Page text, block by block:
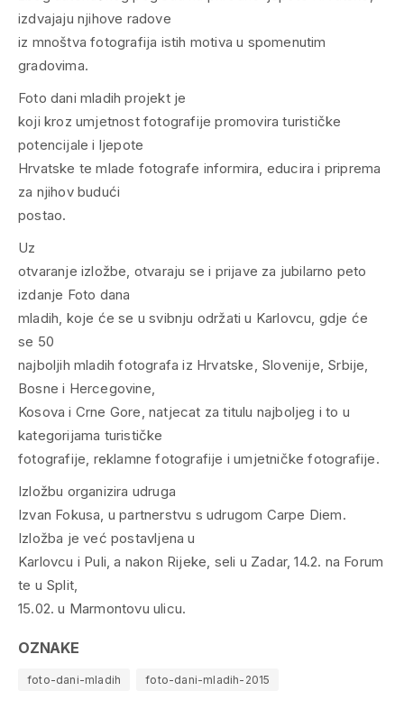
izdvajaju njihove radove
iz mnoštva fotografija istih motiva u spomenutim
gradovima.
Foto dani mladih projekt je
koji kroz umjetnost fotografije promovira turističke
potencijale i ljepote
Hrvatske te mlade fotografe informira, educira i priprema
za njihov budući
postao.
Uz
otvaranje izložbe, otvaraju se i prijave za jubilarno peto
izdanje Foto dana
mladih, koje će se u svibnju održati u Karlovcu, gdje će
se 50
najboljih mladih fotografa iz Hrvatske, Slovenije, Srbije,
Bosne i Hercegovine,
Kosova i Crne Gore, natjecat za titulu najboljeg i to u
kategorijama turističke
fotografije, reklamne fotografije i umjetničke fotografije.
Izložbu organizira udruga
Izvan Fokusa, u partnerstvu s udrugom Carpe Diem.
Izložba je već postavljena u
Karlovcu i Puli, a nakon Rijeke, seli u Zadar, 14.2. na Forum
te u Split,
15.02. u Marmontovu ulicu.
OZNAKE
foto-dani-mladih foto-dani-mladih-2015